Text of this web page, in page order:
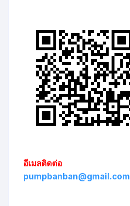
อีเมลติดต่อ
pumpbanban@gmail.com